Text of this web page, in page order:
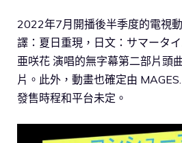
2022年7月開播後半季度的電視
譯：夏日重現，日文：サマータ
亜咲花 演唱的無字幕第二部片頭
片。此外，動畫也確定由
發售時程和平台未定。